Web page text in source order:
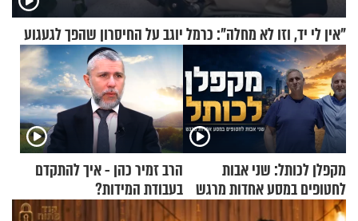
"אין לי יד, וזו לא מחלה": כרמל יוגב על החיסרון שהפך לגעגוע
מקפלן לכותל: שני אבות
לחטופים במסע אחדות מרגש
הרב זמיר כהן - איך להתקדם
בעבודת המידות?